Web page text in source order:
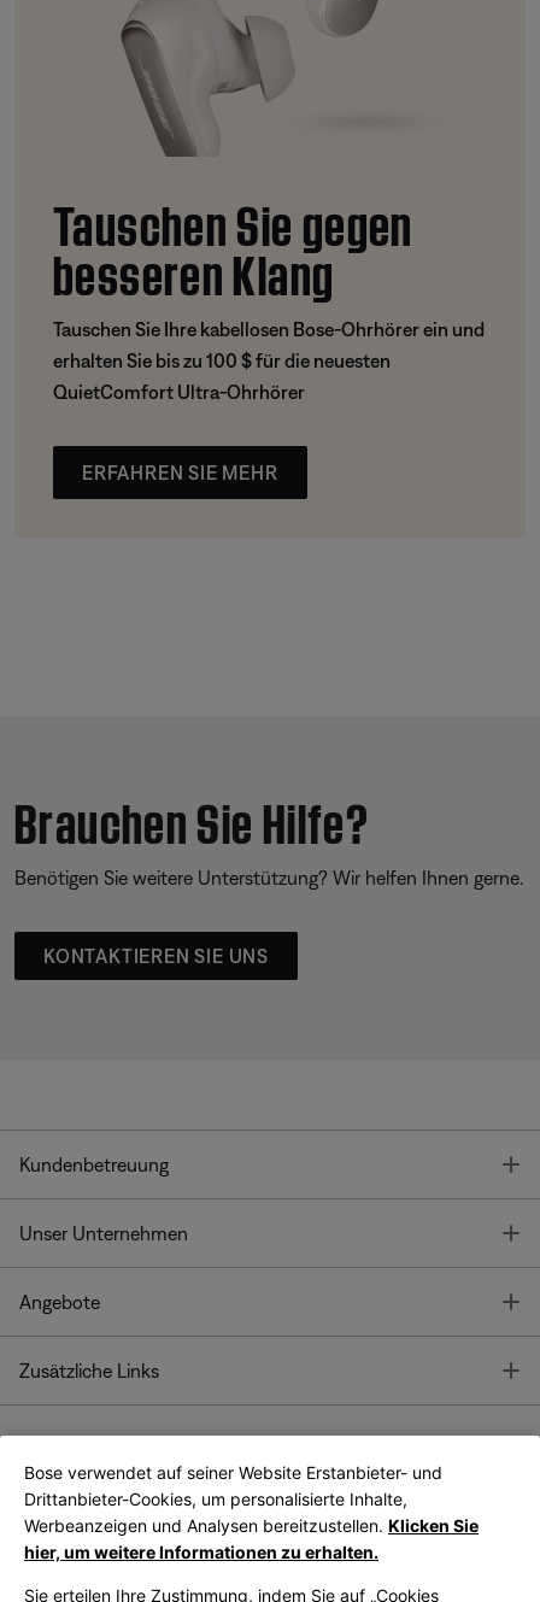
Tauschen Sie gegen
besseren Klang
Tauschen Sie Ihre kabellosen Bose-Ohrhörer ein und
erhalten Sie bis zu 100 $ für die neuesten
QuietComfort Ultra-Ohrhörer
ERFAHREN SIE MEHR
Brauchen Sie Hilfe?
Benötigen Sie weitere Unterstützung? Wir helfen Ihnen gerne.
KONTAKTIEREN SIE UNS
Kundenbetreuung
Unser Unternehmen
Angebote
Zusätzliche Links
Bose App
Bose Connect
App
Bose verwendet auf seiner Website Erstanbieter- und
Drittanbieter-Cookies, um personalisierte Inhalte,
Werbeanzeigen und Analysen bereitzustellen. Klicken Sie
hier, um weitere Informationen zu erhalten.
Sie erteilen Ihre Zustimmung, indem Sie auf „Cookies